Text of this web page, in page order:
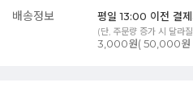
배송정보 평일 13:00 이전 결제
(단, 주문량 증가 시 달라
3,000원( 50,000원